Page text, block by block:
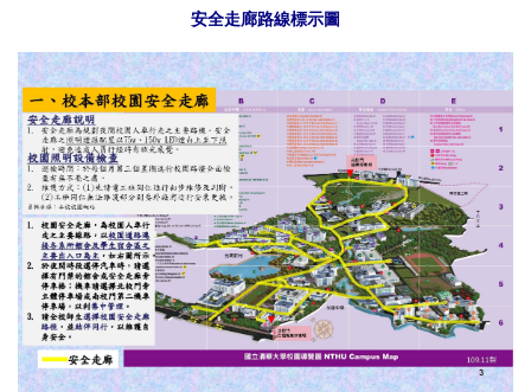
安全走廊路線標示圖